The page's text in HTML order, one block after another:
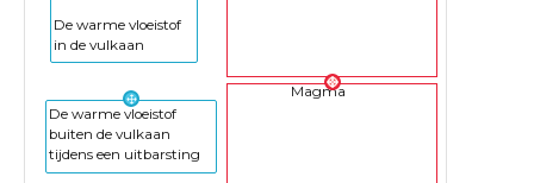
Magma
De warme vloeistof
in de vulkaan
De warme vloeistof
buiten de vulkaan
tijdens een uitbarsting